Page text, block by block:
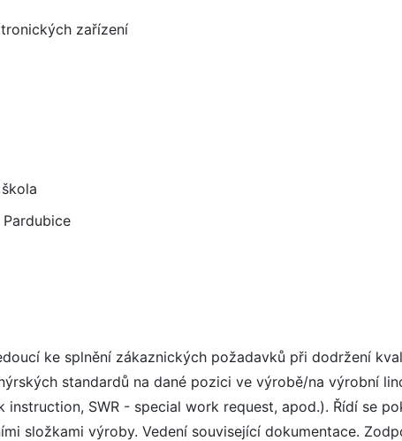
zařízení
Pardubice
ke splnění zákaznických požadavků při dodržení
standardů na dané pozici ve výrobě/na výrobní
SWR - special work request, apod.). Řídí se
složkami výroby. Vedení související dokumentace.